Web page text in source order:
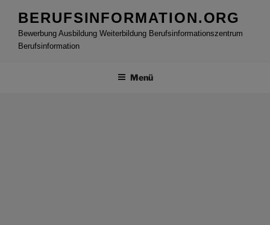
Inhalt
springen
BERUFSINFORMATION.ORG
Bewerbung Ausbildung Weiterbildung Berufsinformationszentrum
Berufsinformation
Menü